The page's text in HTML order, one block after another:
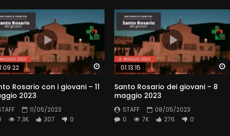
Watch Later
Rosario con i giovani – 11
2023
11/05/2023
7.3K 307 0
01:13:15
Santo Rosario dei giovani – 8
maggio 2023
STAFF
08/05/2023
0
7K 276 0